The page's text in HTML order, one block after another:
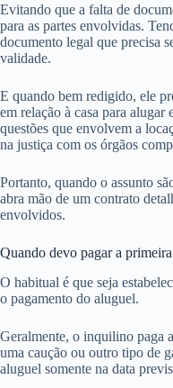
Evitando que a falta de
para as partes envolvidas.
documento legal que precisa
validade.
E quando bem redigido, ele
em relação à casa para
questões que envolvem a
na justiça com os órgãos
Portanto, quando o assunto
abra mão de um contrato
envolvidos.
Quando devo pagar a
O habitual é que seja
o pagamento do aluguel.
Geralmente, o inquilino paga
uma caução ou outro tipo de
aluguel somente na data